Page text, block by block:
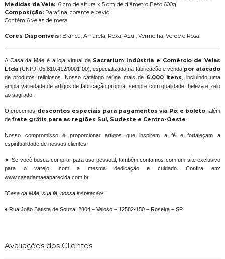
Medidas da Vela: 6 cm de altura x 5 cm de diâmetro Peso 600g
Composição: Parafina, corante e pavio
Contém 6 velas de mesa
Cores Disponíveis:Branca, Amarela, Roxa, Azul, Vermelha, Verde e Rosa.
A Casa da Mãe é a loja virtual daSacrarium Indústria e Comércio de Velas
Ltda(CNPJ: 05.810.412/0001-00), especializada na fabricação e venda por atacado
de produtos religiosos. Nosso catálogo reúne mais de 6.000 itens
, incluindo uma
ampla variedade de artigos de fabricação própria, sempre com qualidade, beleza e zelo
ao sagrado.
Oferecemos descontos especiais para pagamentos via Pix e boleto , além
de frete grátis para as regiões Sul, Sudeste e Centro-Oeste
Nosso compromisso é proporcionar artigos que inspirem a fé e fortaleçam a
espiritualidade de nossos clientes.
► Se você busca comprar para uso pessoal, também contamos com um site exclusivo
para o varejo, com a mesma dedicação e cuidado. Confira em:
www.casadamaeaparecida.com.br
"Casa da Mãe, sua fé, nossa inspiração!"
♦ Rua João Batista de Souza, 2804 – Veloso – 12582-150 – Roseira – SP
Avaliações dos Clientes